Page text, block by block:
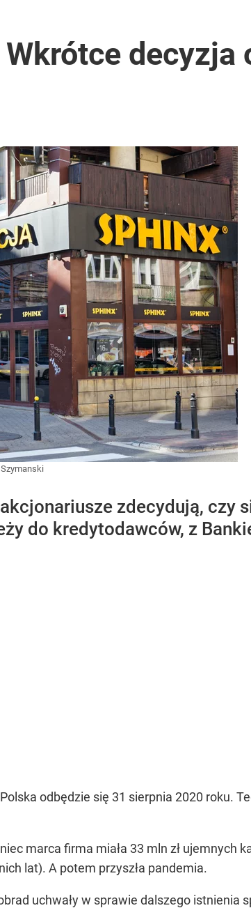
zł
o zakupy
decyzja
zdecydują, czy
do kredytodawców, z
odbędzie się 31 sierpnia 2020 roku.
marca firma miała 33 mln zł ujemnych
lat). A potem przyszła pandemia.
uchwały w sprawie dalszego istnienia